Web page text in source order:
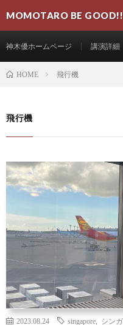
MOMOTARO BE
神木優ホームページ 講演詳細
HOME 飛行機
飛行機
2023.08.24 singapore シン